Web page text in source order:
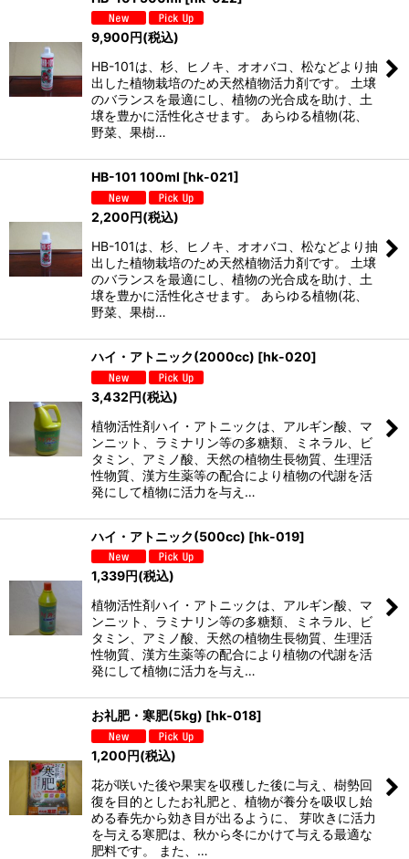
9,900円(税込)
HB-101は、杉、ヒノキ、オオバコ、松などより抽
出した植物栽培のため天然植物活力剤です。 土壌
のバランスを最適にし、植物の光合成を助け、土
壌を豊かに活性化させます。 あらゆる植物(花、
野菜、果樹…
HB-101 100ml [hk-021]
2,200円(税込)
HB-101は、杉、ヒノキ、オオバコ、松などより抽
出した植物栽培のため天然植物活力剤です。 土壌
のバランスを最適にし、植物の光合成を助け、土
壌を豊かに活性化させます。 あらゆる植物(花、
野菜、果樹…
ハイ・アトニック(2000cc) [hk-020]
3,432円(税込)
植物活性剤ハイ・アトニックは、アルギン酸、マ
ンニット、ラミナリン等の多糖類、ミネラル、ビ
タミン、アミノ酸、天然の植物生長物質、生理活
性物質、漢方生薬等の配合により植物の代謝を活
発にして植物に活力を与え…
ハイ・アトニック(500cc) [hk-019]
1,339円(税込)
植物活性剤ハイ・アトニックは、アルギン酸、マ
ンニット、ラミナリン等の多糖類、ミネラル、ビ
タミン、アミノ酸、天然の植物生長物質、生理活
性物質、漢方生薬等の配合により植物の代謝を活
発にして植物に活力を与え…
お礼肥・寒肥(5kg) [hk-018]
1,200円(税込)
花が咲いた後や果実を収穫した後に与え、樹勢回
復を目的としたお礼肥と、植物が養分を吸収し始
める春先から効き目が出るように、 芽吹きに活力
を与える寒肥は、秋から冬にかけて与える最適な
肥料です。 また、…